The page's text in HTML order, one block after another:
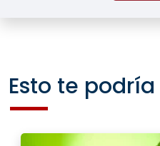
Esto te